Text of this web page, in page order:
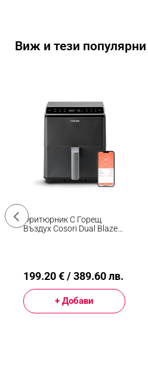
Виж и тези
Фритюрник С Горещ
Въздух Cosori Dual Blaze
199.20 € / 389.60 лв.
+ Добави